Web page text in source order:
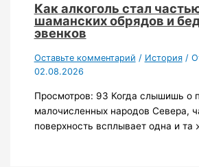
Как алкоголь стал
шаманских обрядов и
эвенков
Оставьте комментарий / История/
02.08.2026
Просмотров: 93 Когда слышишь о
малочисленных народов Севера,
поверхность всплывает одна и